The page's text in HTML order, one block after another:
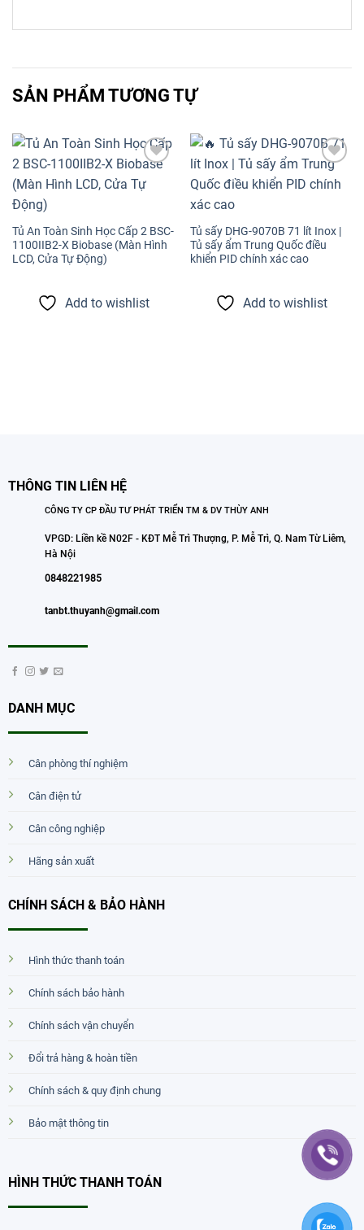
SẢN PHẨM TƯƠNG TỰ
wishlist
Tủ An Toàn Sinh Học Cấp 2 BSC-
1100IIB2-X Biobase (Màn Hình
LCD, Cửa Tự Động)
Add to wishlist
Add to
wishlist
Tủ sấy DHG-9070B 71 lít Inox |
Tủ sấy ẩm Trung Quốc điều
khiển PID chính xác cao
Add to wishlist
THÔNG TIN LIÊN HỆ
CÔNG TY CP ĐẦU TƯ PHÁT TRIỂN TM & DV THÙY ANH
VPGD: Liền kề N02F - KĐT Mễ Trì Thượng, P. Mễ Trì, Q. Nam Từ Liêm,
Hà Nội
0848221985
tanbt.thuyanh@gmail.com
DANH MỤC
Cân phòng thí nghiệm
Cân điện tử
Cân công nghiệp
Hãng sản xuất
CHÍNH SÁCH & BẢO HÀNH
Hình thức thanh toán
Chính sách bảo hành
Chính sách vận chuyển
Đổi trả hàng & hoàn tiền
Chính sách & quy định chung
Bảo mật thông tin
HÌNH THỨC THANH TOÁN